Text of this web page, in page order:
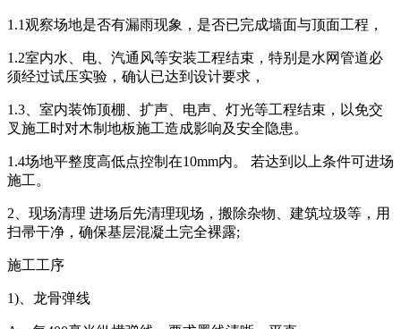
1.1观察场地是否有漏雨现象，是否已完成墙面与顶面工程，
1.2室内水、电、汽通风等安装工程结束，特别是水网管道必
须经过试压实验，确认已达到设计要求，
1.3、室内装饰顶棚、扩声、电声、灯光等工程结束，以免交
叉施工时对木制地板施工造成影响及安全隐患。
1.4场地平整度高低点控制在10mm内。 若达到以上条件可进场
施工。
2、现场清理 进场后先清理现场，搬除杂物、建筑垃圾等，用
扫帚干净，确保基层混凝土完全裸露;
施工工序
1)、龙骨弹线